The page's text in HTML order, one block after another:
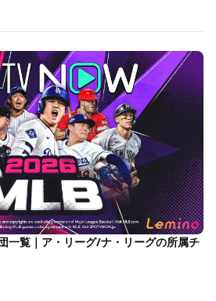
一覧｜ア・リーグ/ナ・リーグの所属チ